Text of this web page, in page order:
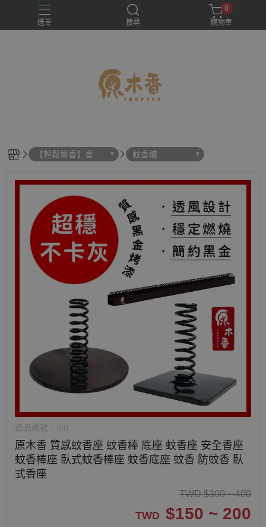
選單 搜尋
0
購物車
【輕鬆薰香】香
具、香爐
蚊香爐
商品編號： I50
原木香 質感蚊香座 蚊香棒 底座 蚊香座 安全香座
蚊香棒座 臥式蚊香棒座 蚊香底座 蚊香 防蚊香 臥
式香座
TWD $300 ~ 400
TWD $150 ~ 200